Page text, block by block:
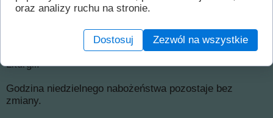
Aleksandry zawita gościnnie, powracający z Hajnówki,
Chór Św. Apostoła Marka Katedry Zmartwychwstania
Pańskiego - (Podgorica) z Czarnogóry.
Chór będzie śpiewał w naszej Cerkwii podczas Św.
Liturgii.
Godzina niedzielnego nabożeństwa pozostaje bez
zmiany.
oraz analizy ruchu na stronie.
Dostosuj Zezwól na wszystkie